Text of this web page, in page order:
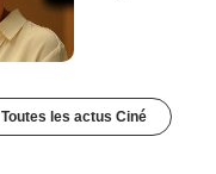
Toutes les actus Ciné